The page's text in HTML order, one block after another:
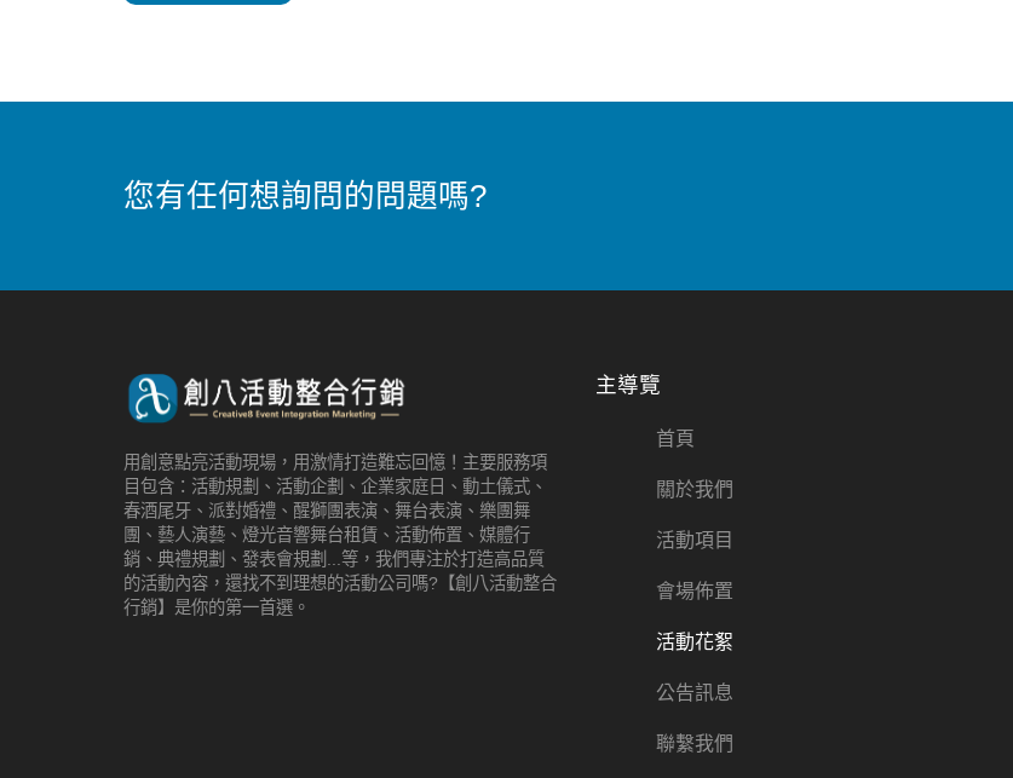
您有任何想詢問的問題嗎?
用創意點亮活動現場，用激情打造難忘回憶！主要服務項
目包含：活動規劃、活動企劃、企業家庭日、動土儀式、
春酒尾牙、派對婚禮、醒獅團表演、舞台表演、樂團舞
團、藝人演藝、燈光音響舞台租賃、活動佈置、媒體行
銷、典禮規劃、發表會規劃...等，我們專注於打造高品質
的活動內容，還找不到理想的活動公司嗎?【創八活動整合
行銷】是你的第一首選。
主導覽
首頁
關於我們
活動項目
會場佈置
活動花絮
公告訊息
聯繫我們